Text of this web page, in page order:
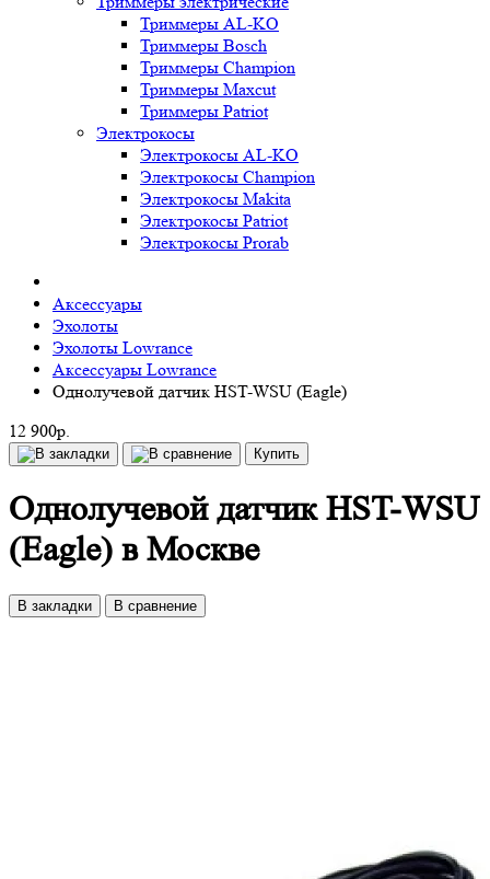
Триммеры AL-KO
Триммеры Bosch
Триммеры Champion
Триммеры Maxcut
Триммеры Patriot
Электрокосы
Электрокосы AL-KO
Электрокосы Champion
Электрокосы Makita
Электрокосы Patriot
Электрокосы Prorab
Аксессуары
Эхолоты
Эхолоты Lowrance
Аксессуары Lowrance
Однолучевой датчик HST-WSU (Eagle)
12 900р.
Купить
Однолучевой датчик HST-WSU
(Eagle) в Москве
В закладки В сравнение